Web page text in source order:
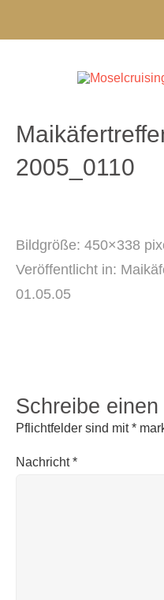
2005_0110
Bildgröße: 450×338
Veröffentlicht in:
01.05.05
Schreibe
Pflichtfelder sind mit*
Nachricht*